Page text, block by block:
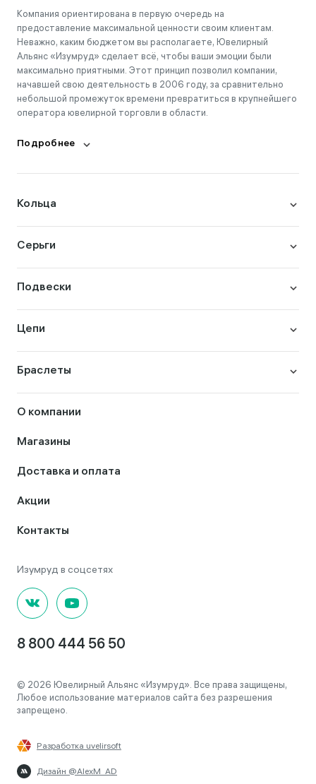
Компания ориентирована в первую очередь на
предоставление максимальной ценности своим клиентам.
Неважно, каким бюджетом вы располагаете, Ювелирный
Альянс «Изумруд» сделает всё, чтобы ваши эмоции были
максимально приятными. Этот принцип позволил компании,
начавшей свою деятельность в 2006 году, за сравнительно
небольшой промежуток времени превратиться в крупнейшего
оператора ювелирной торговли в области.
Подробнее
Кольца
Серьги
Подвески
Цепи
Браслеты
О компании
Магазины
Доставка и оплата
Акции
Контакты
8 800 444 56 50
© 2026 Ювелирный Альянс «Изумруд». Все права защищены,
Любое использование материалов сайта без разрешения
запрещено.
Разработка uvelirsoft
Дизайн @AlexM_AD